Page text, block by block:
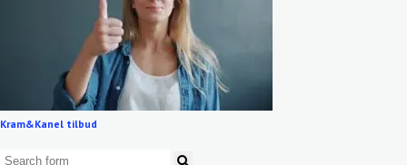
Kram&Kanel tilbud